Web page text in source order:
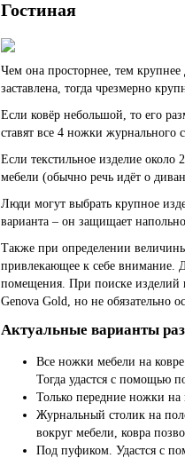
Гостиная
Чем она просторнее, тем
заставлена, тогда чрезмерно
Если ковёр небольшой, то его
ставят все 4 ножки журнального
Если текстильное изделие около
мебели (обычно речь идёт о
Люди могут выбрать крупное
варианта – он защищает
Также при определении
привлекающее к себе внимание.
помещения. При поиске изделий
Genova Gold, но не обязательно
Актуальные варианты
Все ножки мебели на
Тогда удастся с помощью
Только передние ножки на
Журнальный столик на
вокруг мебели, ковра
Под пуфиком. Удастся с